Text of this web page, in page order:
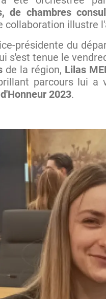
de chambres
collaboration illustre
présidente du
s'est tenue le
de la région, Lilas
parcours lui a
2023.